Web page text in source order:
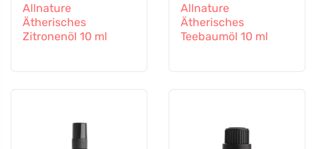
Allnature
Ätherisches
Zitronenöl 10 ml
Allnature
Ätherisches
Teebaumöl 10 ml